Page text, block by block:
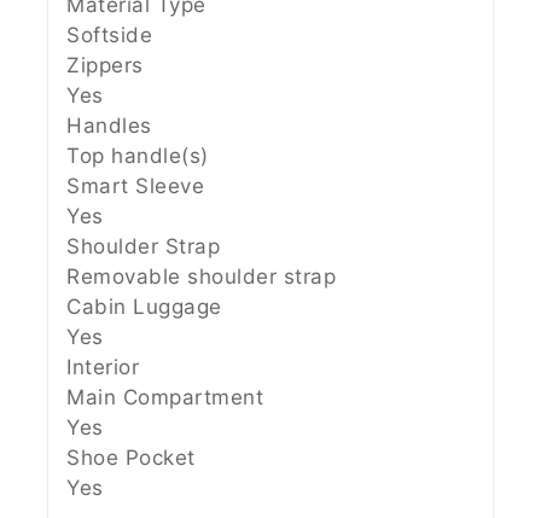
Material Type
Softside
Zippers
Yes
Handles
Top handle(s)
Smart Sleeve
Yes
Shoulder Strap
Removable shoulder strap
Cabin Luggage
Yes
Interior
Main Compartment
Yes
Shoe Pocket
Yes